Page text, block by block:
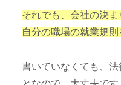
それでも、会社の決ま
自分の職場の就業規則
書いていなくても、